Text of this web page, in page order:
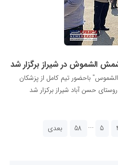
الشموش در شیراز برگزار شد
باحضور تیم کامل از پزشکان
حسن آباد شیراز برکزار شد
5
...
58 بعدی